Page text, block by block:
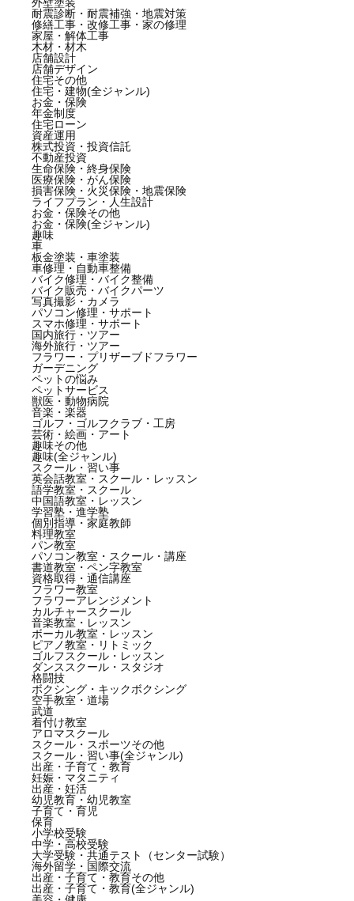
耐震診断・耐震補強・地震対策
修繕工事・改修工事・家の修理
家屋・解体工事
木材・材木
店舗設計
店舗デザイン
住宅その他
住宅・建物(全ジャンル)
お金・保険
年金制度
住宅ローン
資産運用
株式投資・投資信託
不動産投資
生命保険・終身保険
医療保険・がん保険
損害保険・火災保険・地震保険
ライフプラン・人生設計
お金・保険その他
お金・保険(全ジャンル)
趣味
車
板金塗装・車塗装
車修理・自動車整備
バイク修理・バイク整備
バイク販売・バイクパーツ
写真撮影・カメラ
パソコン修理・サポート
スマホ修理・サポート
国内旅行・ツアー
海外旅行・ツアー
フラワー・プリザーブドフラワー
ガーデニング
ペットの悩み
ペットサービス
獣医・動物病院
音楽・楽器
ゴルフ・ゴルフクラブ・工房
芸術・絵画・アート
趣味その他
趣味(全ジャンル)
スクール・習い事
英会話教室・スクール・レッスン
語学教室・スクール
中国語教室・レッスン
学習塾・進学塾
個別指導・家庭教師
料理教室
パン教室
パソコン教室・スクール・講座
書道教室・ペン字教室
資格取得・通信講座
フラワー教室
フラワーアレンジメント
カルチャースクール
音楽教室・レッスン
ボーカル教室・レッスン
ピアノ教室・リトミック
ゴルフスクール・レッスン
ダンススクール・スタジオ
格闘技
ボクシング・キックボクシング
空手教室・道場
武道
着付け教室
アロマスクール
スクール・スポーツその他
スクール・習い事(全ジャンル)
出産・子育て・教育
妊娠・マタニティ
出産・妊活
幼児教育・幼児教室
子育て・育児
保育
小学校受験
中学・高校受験
大学受験・共通テスト（センター試験）
海外留学・国際交流
出産・子育て・教育その他
出産・子育て・教育(全ジャンル)